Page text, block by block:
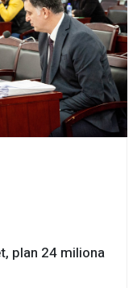
plan 24 miliona